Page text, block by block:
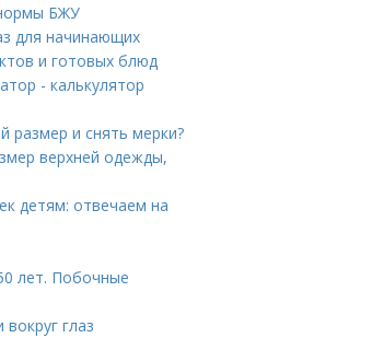
БЖУ
для начинающих
и готовых блюд
- калькулятор
размер и снять мерки?
верхней одежды,
детям: отвечаем на
лет. Побочные
глаз